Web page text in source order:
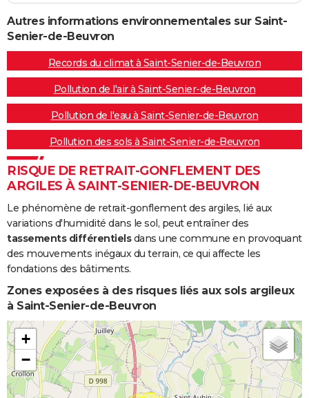
Autres informations environnementales sur Saint-
Senier-de-Beuvron
Records du climat à Saint-Senier-de-Beuvron
Pollution de l'air à Saint-Senier-de-Beuvron
Pollution de l'eau à Saint-Senier-de-Beuvron
Pollution des sols à Saint-Senier-de-Beuvron
RISQUE DE RETRAIT-GONFLEMENT DES
ARGILES À SAINT-SENIER-DE-BEUVRON
Le phénomène de retrait-gonflement des argiles, lié aux
variations d'humidité dans le sol, peut entraîner des
tassements différentielsdans une commune en provoquant
des mouvements inégaux du terrain, ce qui affecte les
fondations des bâtiments.
Zones exposées à des risques liés aux sols argileux
à Saint-Senier-de-Beuvron
+
−